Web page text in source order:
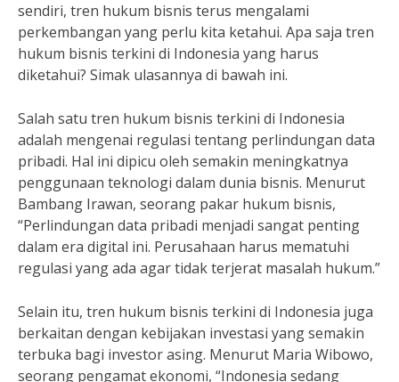
sendiri, tren hukum bisnis terus mengalami
perkembangan yang perlu kita ketahui. Apa saja tren
hukum bisnis terkini di Indonesia yang harus
diketahui? Simak ulasannya di bawah ini.
Salah satu tren hukum bisnis terkini di Indonesia
adalah mengenai regulasi tentang perlindungan data
pribadi. Hal ini dipicu oleh semakin meningkatnya
penggunaan teknologi dalam dunia bisnis. Menurut
Bambang Irawan, seorang pakar hukum bisnis,
“Perlindungan data pribadi menjadi sangat penting
dalam era digital ini. Perusahaan harus mematuhi
regulasi yang ada agar tidak terjerat masalah hukum.”
Selain itu, tren hukum bisnis terkini di Indonesia juga
berkaitan dengan kebijakan investasi yang semakin
terbuka bagi investor asing. Menurut Maria Wibowo,
seorang pengamat ekonomi, “Indonesia sedang